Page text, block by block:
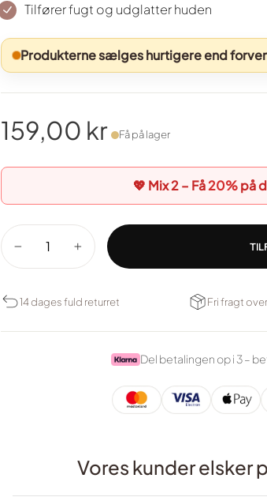
Tilfører fugt og udglatter huden
Produkterne sælges hurtigere end
pris
159,00 kr Få på lager
💖 Mix 2 – Få20%på
+
14 dages fuld returret Fri fragt
Del betalingen op i 3 –
Vores kunder elsker